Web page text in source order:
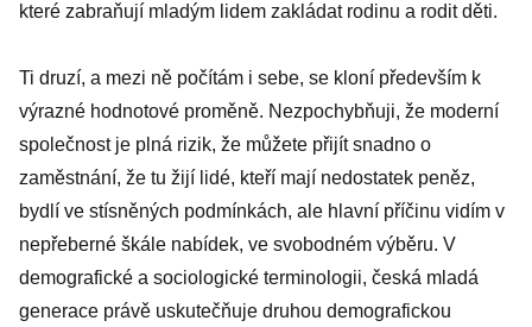
které zabraňují mladým lidem zakládat rodinu a rodit děti.
Ti druzí, a mezi ně počítám i sebe, se kloní především k
výrazné hodnotové proměně. Nezpochybňuji, že moderní
společnost je plná rizik, že můžete přijít snadno o
zaměstnání, že tu žijí lidé, kteří mají nedostatek peněz,
bydlí ve stísněných podmínkách, ale hlavní příčinu vidím v
nepřeberné škále nabídek, ve svobodném výběru. V
demografické a sociologické terminologii, česká mladá
generace právě uskutečňuje druhou demografickou